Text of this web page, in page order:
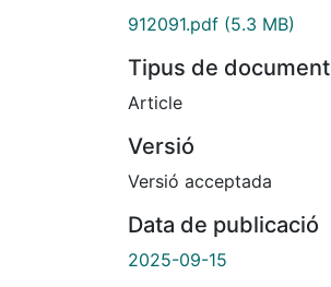
912091.pdf (5.3 MB)
Tipus de document
Article
Versió
Versió acceptada
Data de publicació
2025-09-15